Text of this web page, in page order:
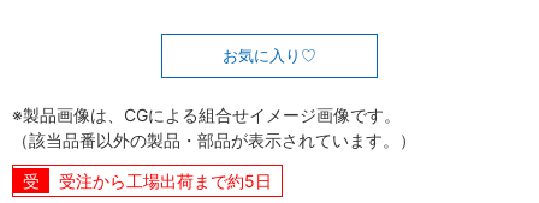
お気に入り
※製品画像は、CGによる組合せイメージ画像です。
（該当品番以外の製品・部品が表示されています。）
受注から工場出荷まで約5日